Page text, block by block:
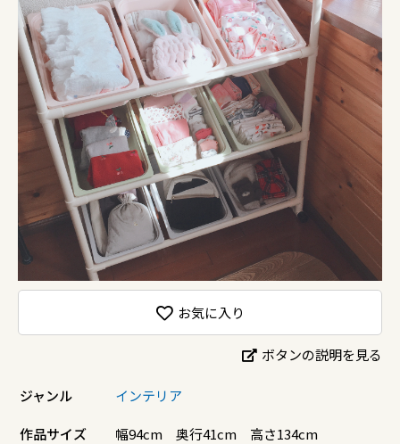
お気に入り
ボタンの説明を見る
ジャンル インテリア
作品サイズ
幅94cm 奥行41cm 高さ134cm